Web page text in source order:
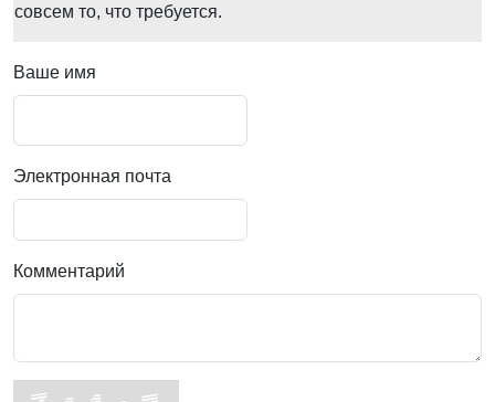
совсем то, что требуется.
Ваше имя
Электронная почта
Комментарий